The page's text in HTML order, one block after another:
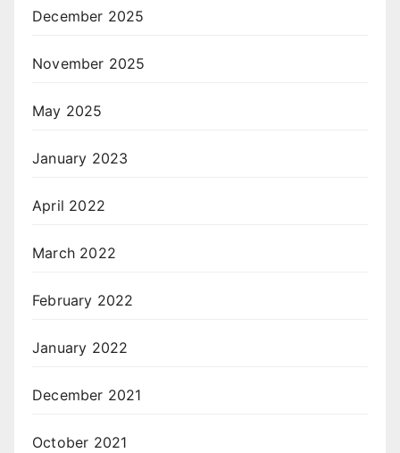
December 2025
November 2025
May 2025
January 2023
April 2022
March 2022
February 2022
January 2022
December 2021
October 2021